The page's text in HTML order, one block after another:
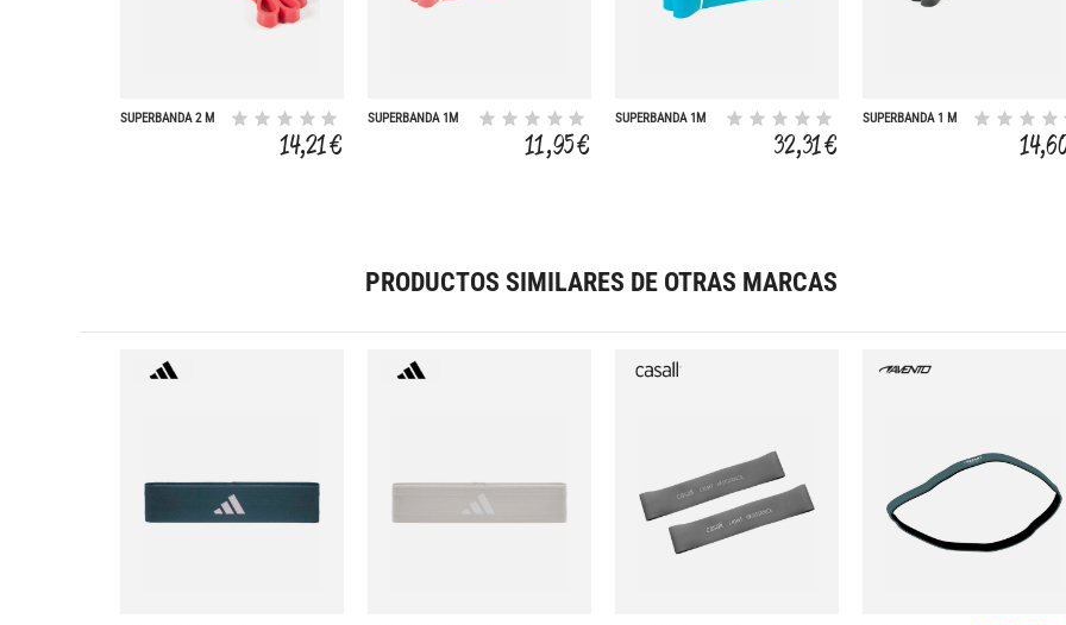
SUPERBANDA 2 M
14,21 €
SUPERBANDA 1M
11,95 €
SUPERBANDA 1M
32,31 €
SUPERBANDA 1 M
PRODUCTOS SIMILARES DE OTRAS MARCAS